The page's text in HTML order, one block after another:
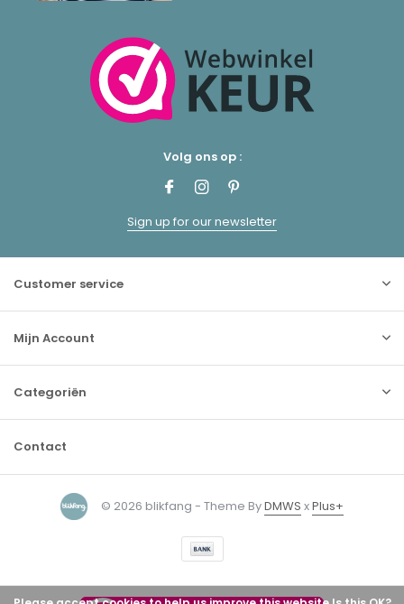
Volg ons op :
Sign up for our newsletter
Customer service
Mijn Account
Categoriën
Contact
© 2026 blikfang - Theme ByDMWS xPlus+